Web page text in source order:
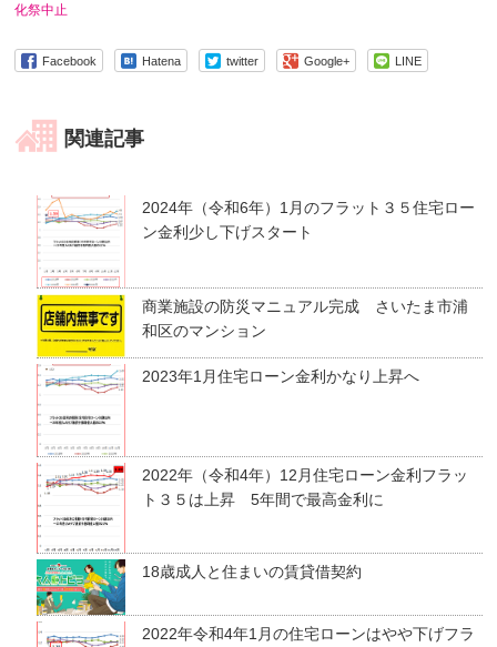
化祭中止
Facebook Hatena twitter Google+ LINE
関連記事
2024年（令和6年）1月のフラット３５住宅ロー
ン金利少し下げスタート
商業施設の防災マニュアル完成 さいたま市浦
和区のマンション
2023年1月住宅ローン金利かなり上昇へ
2022年（令和4年）12月住宅ローン金利フラッ
ト３５は上昇 5年間で最高金利に
18歳成人と住まいの賃貸借契約
2022年令和4年1月の住宅ローンはやや下げフラ